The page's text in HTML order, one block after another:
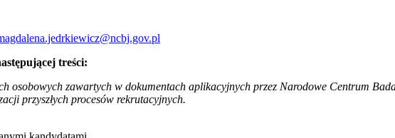
treści:
osobowych zawartych w dokumentach aplikacyjnych przez Narodowe Centrum
przyszłych procesów rekrutacyjnych.